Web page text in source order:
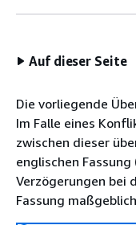
Auf dieser Seite
Die vorliegende
Im Falle eines
zwischen dieser
englischen
Verzögerungen bei
Fassung